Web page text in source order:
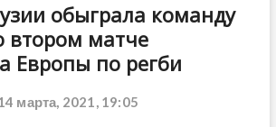
обыграла команду
втором матче
Европы по регби
марта, 2021, 19:05